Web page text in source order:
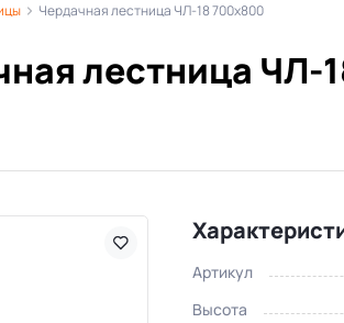
Чердачная лестница ЧЛ-18 700х800
лестница ЧЛ-
Артикул
Высота